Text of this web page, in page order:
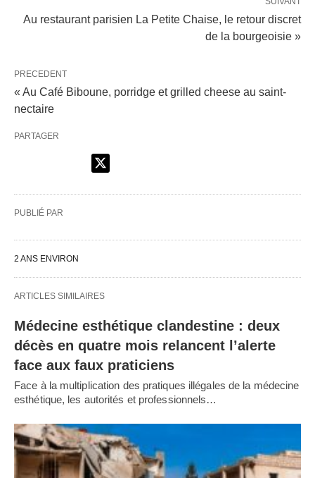
Au restaurant parisien La Petite Chaise, le retour discret
de la bourgeoisie »
PRECEDENT
« Au Café Biboune, porridge et grilled cheese au saint-
nectaire
PARTAGER
PUBLIÉ PAR
2 ANS ENVIRON
ARTICLES SIMILAIRES
Médecine esthétique clandestine : deux
décès en quatre mois relancent l’alerte
face aux faux praticiens
Face à la multiplication des pratiques illégales de la médecine
esthétique, les autorités et professionnels…